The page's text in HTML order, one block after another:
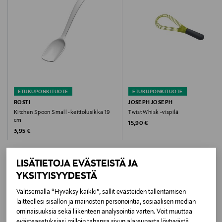
LISÄTIETOJA EVÄSTEISTÄ JA
YKSITYISYYDESTÄ
Valitsemalla “Hyväksy kaikki”, sallit evästeiden tallentamisen
laitteellesi sisällön ja mainosten personointia, sosiaalisen median
ominaisuuksia sekä liikenteen analysointia varten. Voit muuttaa
Elintarviketurvallinen. Astianpesukoneen kestävä.
Voidaan käyttää mikroaaltouunissa. Pakastinkestävä.
WHITE
Koko
One size
Thaimaa
Valmistajan tuotenumero
30118
ETUKUPONKITUOTE
ROSTI
Kitchen Spoon Small -keittolusikka 19
cm
Original Price
3,95 €
ETUKUPONKITUOTE
JOSEPH JOSEPH
Twist Whisk -vispilä
Original Price
15,90 €
LISÄÄ KIINNOSTAVIA